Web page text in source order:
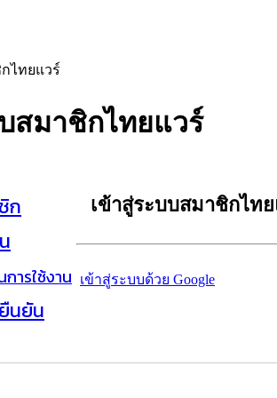
สมาชิกไทยแวร์
ก
ารใช้งาน
นยัน
เข้าสู่ระบบสมาชิกไท
เข้าสู่ระบบด้วย Google